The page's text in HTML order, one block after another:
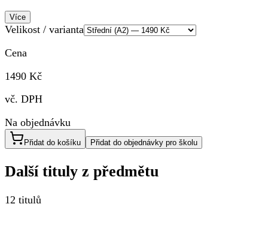
Více
Velikost / varianta
Cena
1490 Kč
vč. DPH
Na objednávku
Přidat do košíku Přidat do objednávky pro školu
Další tituly z předmětu
12 titulů